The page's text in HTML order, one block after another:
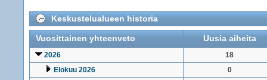
Keskustelualueen historia
Vuosittainen yhteenveto Uusia aiheita
2026
18
Elokuu 2026
0